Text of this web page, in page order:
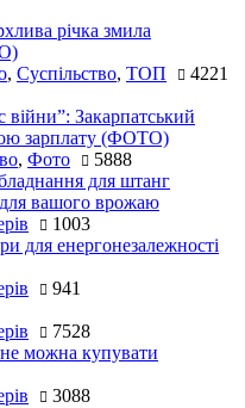
річка змила
, Суспільство, ТОП 4221
війни”: Закарпатський
зарплату (ФОТО)
, Фото
5888
для штанг
для вашого врожаю
1003
для енергонезалежності
941
7528
можна купувати
3088